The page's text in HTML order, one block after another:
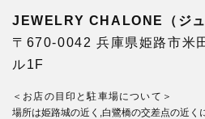
JEWELRY CHALONE（ジュ
〒670-0042 兵庫県姫路市米
ル1F
＜お店の目印と駐車場について＞
場所は姫路城の近く,白鷺橋の交差点の近く